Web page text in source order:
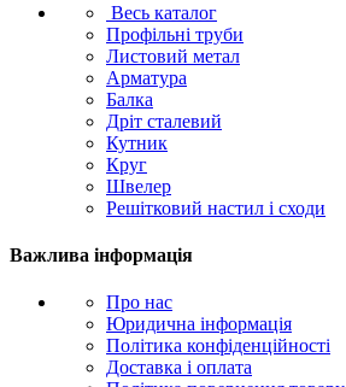
Весь каталог
Профільні труби
Листовий метал
Арматура
Балка
Дріт сталевий
Кутник
Круг
Швелер
Решітковий настил і сходи
Важлива інформація
Про нас
Юридична інформація
Політика конфіденційності
Доставка і оплата